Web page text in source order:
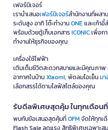
เฟอร์นิเจอร์
เรานำเสนอเฟอร์นิเจอร์สำนักงานที่ผสา
ระดับสูง อาทิ โต๊ะทำงานONEและเก้าอี้
พร้อมด้วยตู้เก็บเอกสารICONICเพื่อก
ทำงานให้ธุรกิจของคุณ
เครื่องใช้ไฟฟ้า
เติมเต็มชีวิตสะดวกสบายและมีคุณภาพ
อากาศในบ้านXiaomi, พัดลมไอเย็นมา
เลือกสรรได้ตามไลฟ์สไตล์ของคุณ
รับดีลพิเศษสุดคุ้ม ในทุกเดือนที่
พบกับข้อเสนอสุดคุ้มที่OFMจัดให้ทุกเ
Flash Sale ลดแรง สิทธิพิเศษเฉพาะ